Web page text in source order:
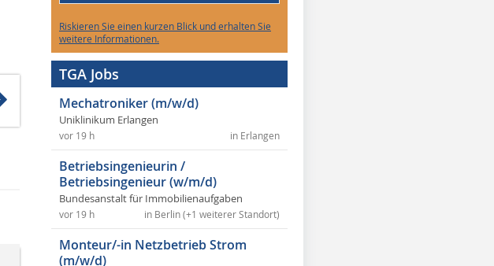
Riskieren Sie einen kurzen Blick und erhalten Sie
weitere Informationen.
TGA Jobs
Mechatroniker (m/w/d)
Uniklinikum Erlangen
in Erlangen
vor 19 h
Betriebsingenieurin /
Betriebsingenieur (w/m/d)
Bundesanstalt für Immobilienaufgaben
in Berlin (+1 weiterer Standort)
vor 19 h
Monteur/-in Netzbetrieb Strom
(m/w/d)